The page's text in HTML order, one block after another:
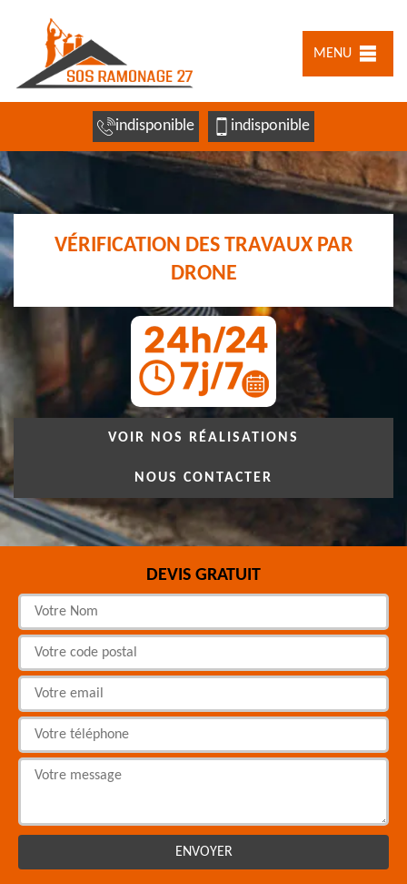
MENU
indisponible indisponible
VÉRIFICATION DES TRAVAUX PAR
DRONE
VOIR NOS RÉALISATIONS
NOUS CONTACTER
DEVIS GRATUIT